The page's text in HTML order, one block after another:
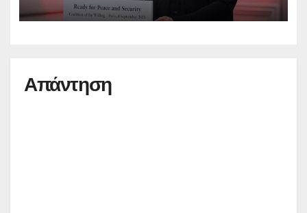
Απάντηση